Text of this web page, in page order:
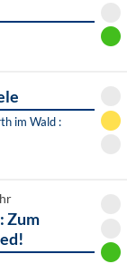
im Wald :
Zum